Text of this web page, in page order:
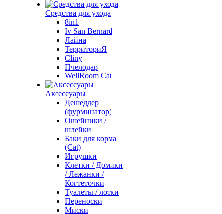
Средства для ухода
8in1
Iv San Bernard
Лайна
ТерриториЯ
Cliny
Пчелодар
WellRoom Cat
Аксессуары
Дешеддер
(фурминатор)
Ошейники /
шлейки
Баки для корма
(Cat)
Игрушки
Клетки / Домики
/ Лежанки /
Когтеточки
Туалеты / лотки
Переноски
Миски